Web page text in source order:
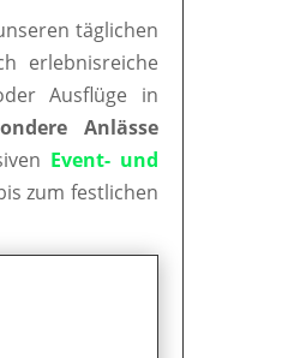
täglichen
erlebnisreiche
Ausflüge in
Anlässe
Event- und
zum festlichen